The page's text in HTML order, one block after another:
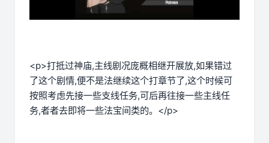
<p>打抵过神庙,主线剧况庞概相继开展放,如果错过
了这个剧情,便不是法继续这个打章节了,这个时候可
按照考虑先接一些支线任务,可后再往接一些主线任
务,者者去即将一些法宝间类的。</p>